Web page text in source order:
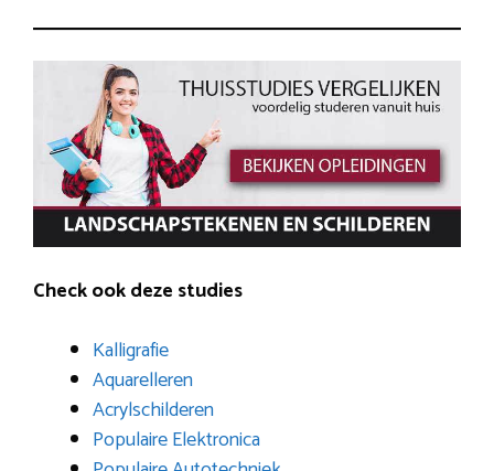
Check ook deze studies
Kalligrafie
Aquarelleren
Acrylschilderen
Populaire Elektronica